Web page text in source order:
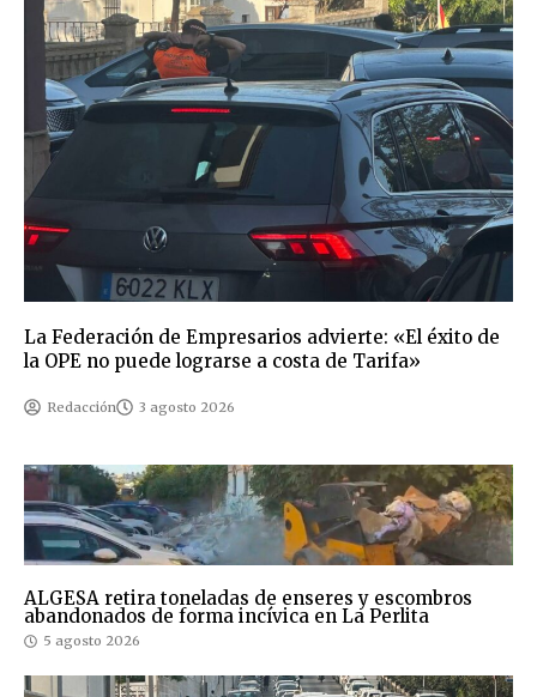
La Federación de Empresarios advierte: «El éxito de
la OPE no puede lograrse a costa de Tarifa»
Redacción 3 agosto 2026
ALGESA retira toneladas de enseres y escombros
abandonados de forma incívica en La Perlita
5 agosto 2026